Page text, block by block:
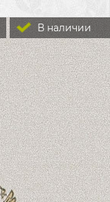
В наличии